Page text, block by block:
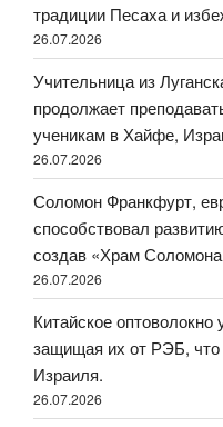
традиции Песаха и
26.07.2026
Учительница из
продолжает
ученикам в Хайфе,
26.07.2026
Соломон Франкфурт,
способствовал
создав «Храм
26.07.2026
Китайское
защищая их от РЭБ, что
Израиля.
26.07.2026